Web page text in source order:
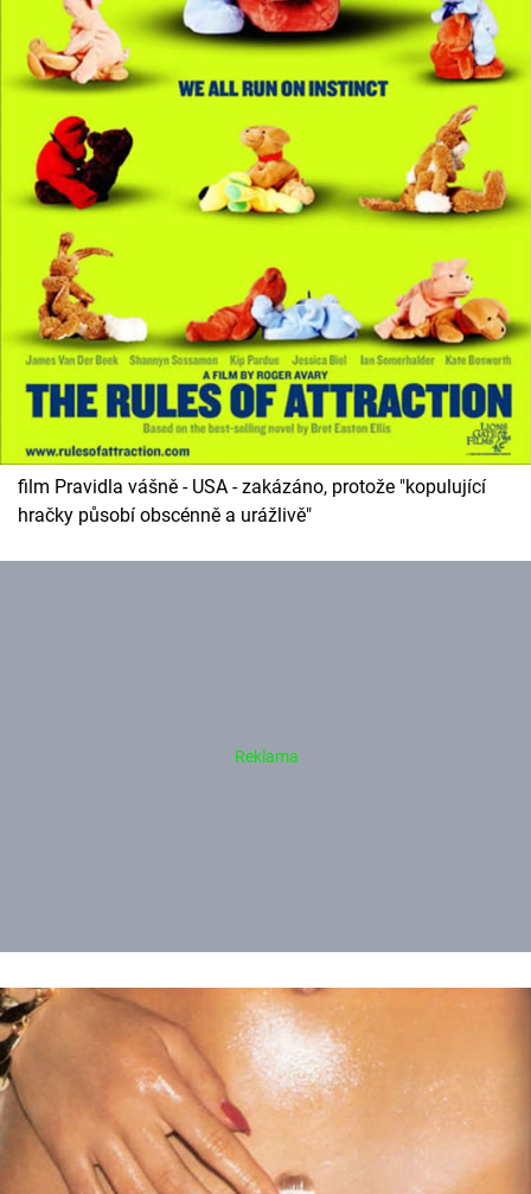
film Pravidla vášně - USA - zakázáno, protože "kopulující
hračky působí obscénně a urážlivě"